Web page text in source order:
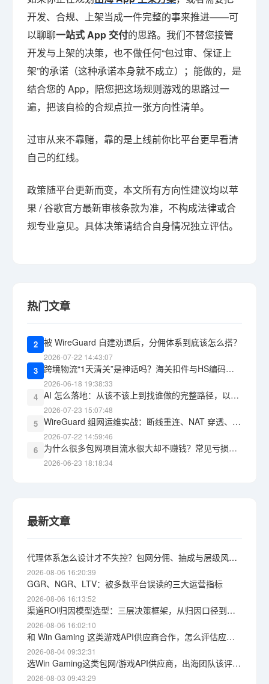
开发、合规、上架当成一件完整的事来推进——可
以聊聊一站式 App 交付的思路。我们不替您接管
开发与上架的决策，也不做任何“包过审、保证上
架”的承诺（这种承诺本身就不成立）；能做的，是
结合您的 App，陪您把这场规则游戏的思路过一
遍，把该自检的合规点拉一张方向性清单。
过审从来不靠赌，靠的是上线前你比平台更早看清
自己的红线。
政策随平台更新而变，本文所有方向性建议均以苹
果 / 谷歌官方最新审核条款为准，不构成法律或合
规专业意见。具体决策请结合自身情况独立评估。
热门文章
2 被 WireGuard 自建劝退后，分佣体系到底该怎么搭？
2026-07-22 14:43:07
3 跨境物流“1天清关”是神话吗？海关扣件与HS编码报错的教训
2026-06-18 19:38:33
4 AI 怎么落地：从该不该上到找谁做的完整路径，以及 WG包网 能承接什么
2026-07-23 15:07:48
5 WireGuard 组网运维实战：断线重连、NAT 穿透、监控告警，三道坎怎么过
2026-07-22 14:59:46
6 为什么很多包网项目流水很大却不赚钱？常见亏损黑洞盘点
2026-06-23 18:18:34
最新文章
代理体系怎么设计才不失控？包网分佣、抽成与层级风险详解
2026-08-06 16:20:39
GGR、NGR、LTV：被多数平台误读的三大运营指标
2026-08-06 16:13:52
渠道ROI归因模型选型：三层决策框架，从归因口径到获客成本上限
2026-08-06 16:02:10
和 Win Gaming 这类游戏API供应商合作，怎么评估应急响应能力？根因定位与自保思路
2026-08-04 09:32:31
选Win Gaming这类包网/游戏API供应商，出海团队该评估哪些维度
2026-08-03 09:43:29